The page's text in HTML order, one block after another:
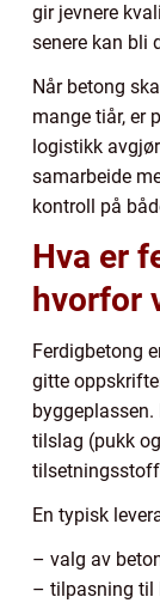
gir jevnere
senere kan bli
Når betong
mange tiår, er
logistikk
samarbeide
kontroll på
Hva er
hvorfor
Ferdigbetong
gitte
tilslag (pukk
En typisk
– valg av
– tilpasning til